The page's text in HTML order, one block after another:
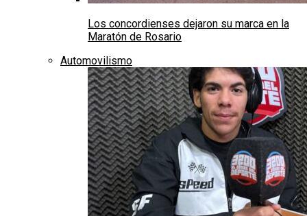
Los concordienses dejaron su marca en la
Maratón de Rosario
Automovilismo